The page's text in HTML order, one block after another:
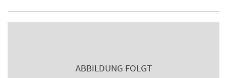
ABBILDUNG FOLGT